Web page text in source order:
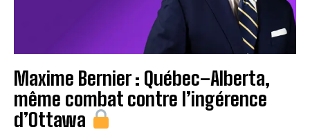
Maxime Bernier : Québec–Alberta,
même combat contre l’ingérence
d’Ottawa